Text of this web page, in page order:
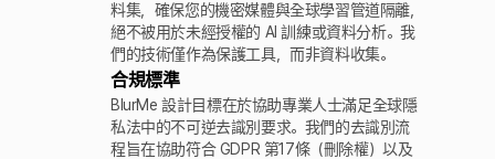
料集，確保您的機密媒體與全球學習管道隔離，
絕不被用於未經授權的 AI 訓練或資料分析。我
們的技術僅作為保護工具，而非資料收集。
合規標準
BlurMe 設計目標在於協助專業人士滿足全球隱
私法中的不可逆去識別要求。我們的去識別流
程旨在協助符合 GDPR 第17條（刪除權）以及